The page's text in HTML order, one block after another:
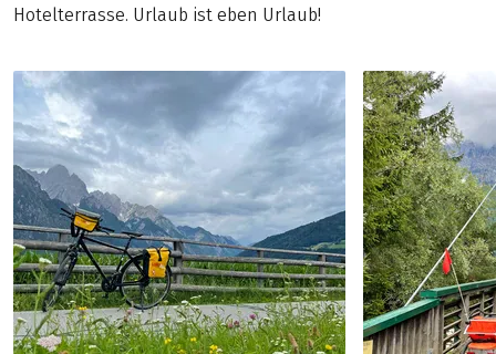
Hotelterrasse. Urlaub ist eben Urlaub!